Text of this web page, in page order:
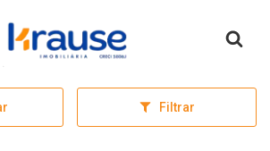
Página inicial
Filtrar